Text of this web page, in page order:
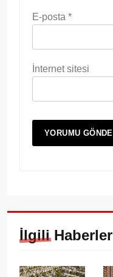
E-posta *
İnternet sitesi
İlgili Haberler